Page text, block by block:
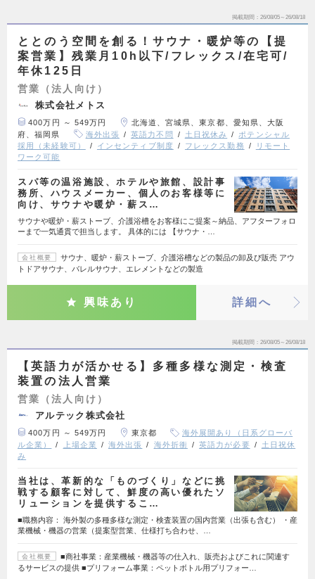
掲載期間 26/08/05～26/08/18
ととのう空間を創る！サウナ・暖炉等の【提
案営業】残業月10h以下/フレックス/在宅可/
年休125日
営業（法人向け）
株式会社メトス
400万円 ～ 549万円
北海道、宮城県、東京都、愛知県、大阪
府、福岡県
海外出張 英語力不問 土日祝休み
ポテンシャル
採用（未経験可）
インセンティブ制度 フレックス勤務
リモート
ワーク可能
スパ等の温浴施設、ホテルや旅館、設計事
務所、ハウスメーカー、個人のお客様等に
向け、サウナや暖炉・薪ス…
サウナや暖炉・薪ストーブ、介護浴槽をお客様にご提案～納品、アフターフォロ
ーまで一気通貫で担当します。 具体的には 【サウナ・…
会社概要
サウナ、暖炉・薪ストーブ、介護浴槽などの製品の卸及び販売 アウ
トドアサウナ、バレルサウナ、エレメントなどの製造
興味あり 詳細へ
掲載期間 26/08/05～26/08/18
【英語力が活かせる】多種多様な測定・検査
装置の法人営業
営業（法人向け）
アルテック株式会社
400万円 ～ 549万円 東京都
海外展開あり（日系グローバ
ル企業）
上場企業 海外出張 海外折衝 英語力が必要
土日祝休
み
当社は、革新的な「ものづくり」などに挑
戦する顧客に対して、鮮度の高い優れたソ
リューションを提供するこ…
■職務内容： 海外製の多種多様な測定・検査装置の国内営業（出張も含む） ・産
業機械・機器の営業（提案型営業、仕様打ち合わせ、…
会社概要
■商社事業：産業機械・機器等の仕入れ、販売およびこれに関連す
るサービスの提供 ■プリフォーム事業：ペットボトル用プリフォー…